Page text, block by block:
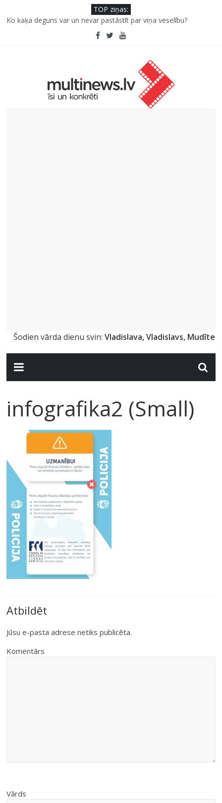
TOP ziņas:
Ko kaķa deguns var un nevar pastāstīt par viņa veselību?
Šefpavārs iesaka, kā gudri un izdevīgi izmantot kabačus no
sezonas sākuma līdz pat ziemai
Pēc peldes sāp auss vai kakls? Biežākās kļūdas vasarā un kā no
tām izvairīties
Šodien vārda dienu svin:Vladislava, Vladislavs, Mudīte
infografika2 (Small)
Atbildēt
Jūsu e-pasta adrese netiks publicēta.
Komentārs
Vārds